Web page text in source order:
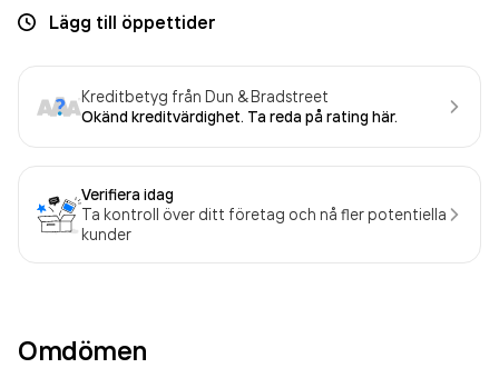
Lägg till öppettider
Kreditbetyg från Dun & Bradstreet
Okänd kreditvärdighet. Ta reda på rating här.
Verifiera idag
Ta kontroll över ditt företag och nå fler potentiella
kunder
Omdömen